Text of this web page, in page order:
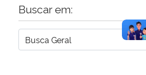
Buscar em: